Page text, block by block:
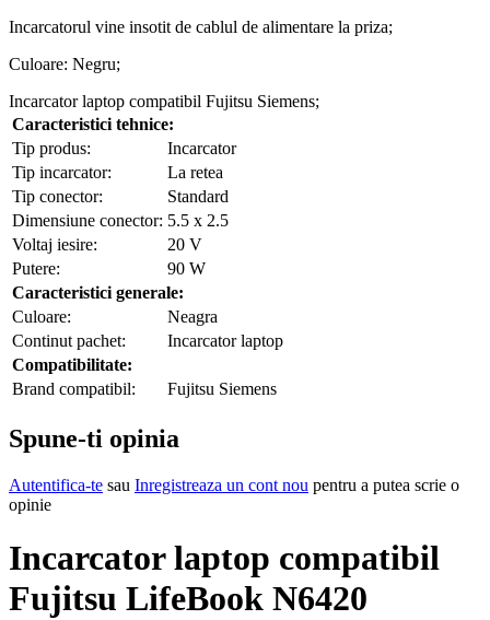
Incarcatorul vine insotit de cablul de alimentare la priza;
Culoare: Negru;
Incarcator laptop compatibil Fujitsu Siemens;
Caracteristici tehnice:
Tip produs:
Incarcator
Tip incarcator:
La retea
Tip conector:
Standard
Dimensiune conector: 5.5 x 2.5
Voltaj iesire:
20 V
Putere:
90 W
Caracteristici generale:
Culoare:
Neagra
Continut pachet:
Incarcator laptop
Compatibilitate:
Brand compatibil:
Fujitsu Siemens
Spune-ti opinia
Autentifica-te sau Inregistreaza un cont nou pentru a putea scrie o
opinie
Incarcator laptop compatibil
Fujitsu LifeBook N6420